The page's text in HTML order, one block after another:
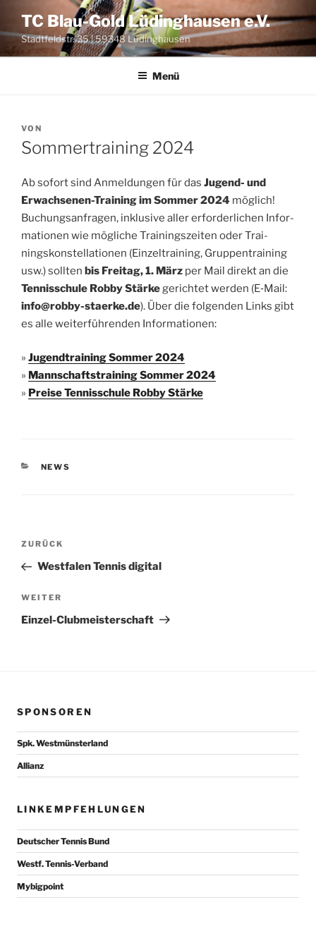
Inhalt
springen
TC Blau-Gold Lüdinghausen e.V.
Stadtfeldstr. 35 | 59348 Lüdinghausen
Menü
VERÖFFENTLICHT
AM
VON
Sommertraining 2024
Ab sofort sind Anmel­dun­gen für das Jugend- und
Erwach­se­nen-Trai­ning im Som­mer 2024 mög­lich!
Buchungs­an­fra­gen, inklu­si­ve aller erfor­der­li­chen Infor­
ma­tio­nen wie mög­li­che Trai­nings­zei­ten oder Trai­
nings­kon­stel­la­tio­nen (Ein­zel­trai­ning, Grup­pen­trai­ning
usw.) soll­ten bis Frei­tag, 1. März per Mail direkt an die
Ten­nis­schu­le Rob­by Stär­kegerich­tet wer­den (E‑Mail:
info@robby-staerke.de). Über die fol­gen­den Links gibt
es alle wei­ter­füh­ren­den Informationen:
» Jugend­trai­ning Som­mer 2024
» Mann­schafts­trai­ning Som­mer 2024
» Prei­se Ten­nis­schu­le Rob­by Stärke
KATEGORIEN
NEWS
Beitragsnavigation
Vorheriger
Beitrag
ZURÜCK
Westfalen Tennis digital
Nächster
Beitrag
WEITER
Einzel-Clubmeisterschaft
SPONSOREN
Spk. Westmünsterland
Allianz
LINKEMPFEHLUNGEN
Deutscher Tennis Bund
Westf. Tennis-Verband
Mybigpoint